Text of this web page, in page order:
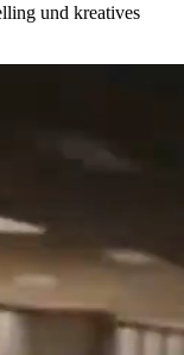
und kreatives